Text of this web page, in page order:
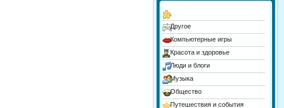
Другое
Компьютерные игры
Красота и здоровье
Люди и блоги
Музыка
Общество
Путешествия и события